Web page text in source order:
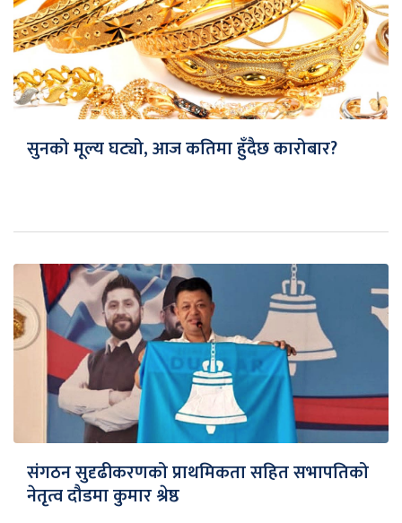
सुनको मूल्य घट्यो, आज कतिमा हुँदैछ कारोबार?
संगठन सुदृढीकरणको प्राथमिकता सहित सभापतिको
नेतृत्व दौडमा कुमार श्रेष्ठ